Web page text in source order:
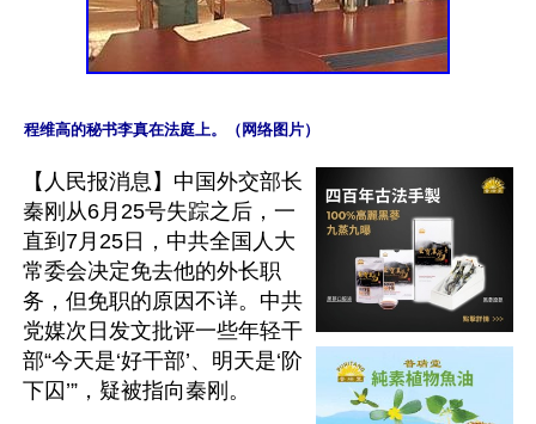
程维高的秘书李真在法庭上。（网络图片）
【人民报消息】中国外交部长
秦刚从6月25号失踪之后，一
直到7月25日，中共全国人大
常委会决定免去他的外长职
务，但免职的原因不详。中共
党媒次日发文批评一些年轻干
部“今天是‘好干部’、明天是‘阶
下囚’”，疑被指向秦刚。